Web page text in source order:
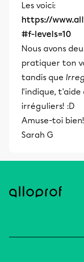
Les voici:
https://
#f-levels=10
Nous avons
pratiquer ton
tandis que
l'indique,
irréguliers! :D
Amuse-toi
Sarah G